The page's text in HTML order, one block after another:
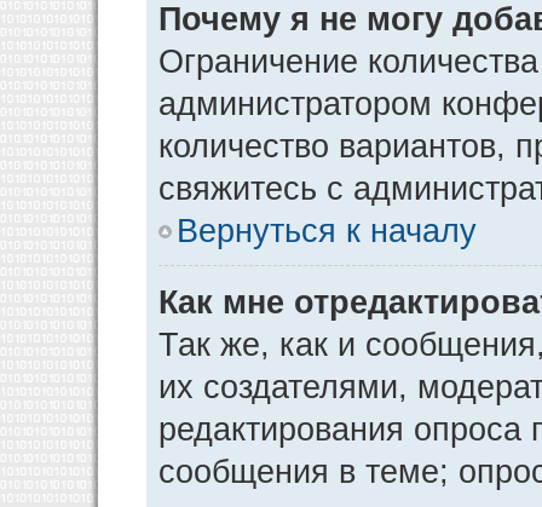
Почему я не могу
Ограничение
администратором
количество вариантов,
свяжитесь с
Вернуться к началу
Как мне
Так же, как и
их создателями,
редактирования опроса
сообщения в теме;